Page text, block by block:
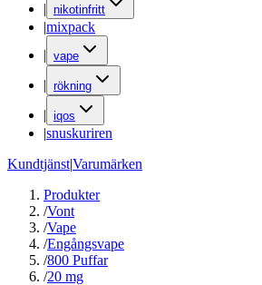
| nikotinfritt
|mixpack
| vape
| rökning
| iqos
|snuskuriren
Kundtjänst|Varumärken
Produkter
/Vont
/Vape
/Engångsvape
/800 Puffar
/20 mg